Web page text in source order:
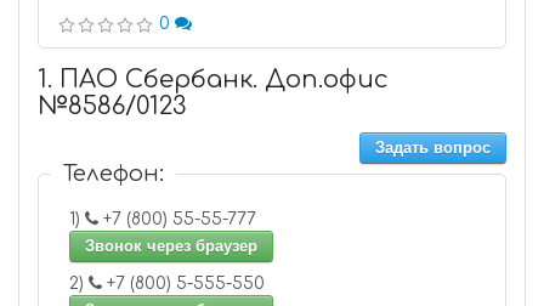
0
1. ПАО Сбербанк. Доп.офис
№8586/0123
Задать вопрос
Телефон:
1)
+7 (800) 55-55-777
Звонок через браузер
2)
+7 (800) 5-555-550